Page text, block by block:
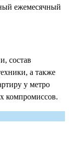
ежемесячный
состав
а также
у метро
компромиссов.